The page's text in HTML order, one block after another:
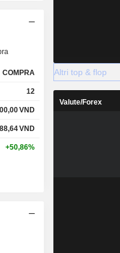
COMPRA
12
VND
VND
+50,86%
Altri top & flop
Valute/Forex